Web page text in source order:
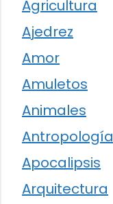
Agricultura
Ajedrez
Amor
Amuletos
Animales
Antropología
Apocalipsis
Arquitectura